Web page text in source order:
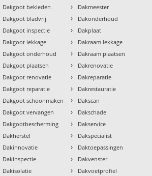
Dakgoot bekleden
Dakgoot bladvrij
Dakgoot inspectie
Dakgoot lekkage
Dakgoot onderhoud
Dakgoot plaatsen
Dakgoot renovatie
Dakgoot reparatie
Dakgoot schoonmaken
Dakgoot vervangen
Dakgootbescherming
Dakherstel
Dakinnovatie
Dakinspectie
Dakisolatie
› Dakmeester
› Dakonderhoud
› Dakplaat
› Dakraam lekkage
› Dakraam plaatsen
› Dakrenovatie
› Dakreparatie
› Dakrestauratie
› Dakscan
› Dakschade
› Dakservice
› Dakspecialist
› Daktoepassingen
› Dakvenster
› Dakvoetprofiel